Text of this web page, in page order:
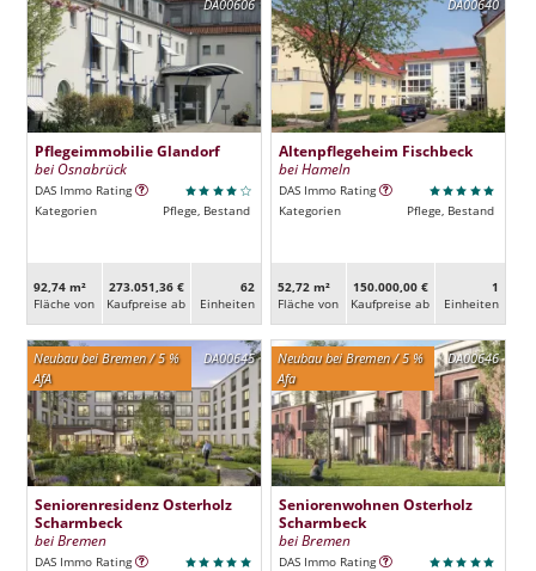
DA00606
Pflegeimmobilie Glandorf
bei Osnabrück
DAS Immo Rating
Kategorien
Pflege, Bestand
92,74 m²
Fläche von
273.051,36 €
Kaufpreise ab
62
Ein­heiten
DA00640
Altenpflegeheim Fischbeck
bei Hameln
DAS Immo Rating
Kategorien
Pflege, Bestand
52,72 m²
Fläche von
150.000,00 €
Kaufpreise ab
1
Ein­heiten
DA00645
Neubau bei Bremen / 5 %
AfA
Seniorenresidenz Osterholz
Scharmbeck
bei Bremen
DAS Immo Rating
DA00646
Neubau bei Bremen / 5 %
Afa
Seniorenwohnen Osterholz
Scharmbeck
bei Bremen
DAS Immo Rating